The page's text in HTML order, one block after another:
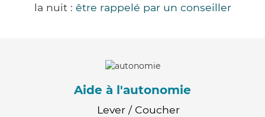
la nuit : être rappelé par un conseiller
Aide à l'autonomie
Lever / Coucher